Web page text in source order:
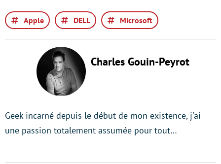
Apple DELL Microsoft
Charles Gouin-Peyrot
Geek incarné depuis le début de mon existence, j'ai
une passion totalement assumée pour tout…